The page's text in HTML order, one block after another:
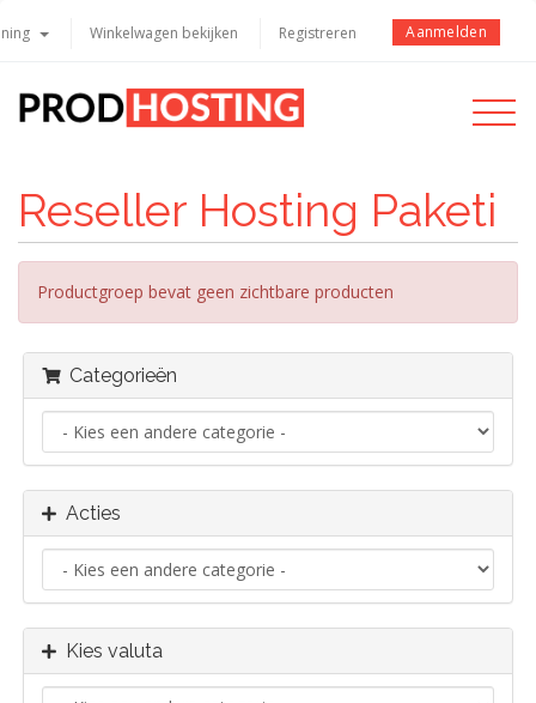
Winkelwagen bekijken Registreren Aanmelden
Toggle
Reseller Hosting Paketi
Productgroep bevat geen zichtbare producten
Categorieën
Acties
Kies valuta